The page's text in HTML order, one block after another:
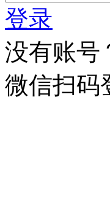
登录
没有账号
微信扫码